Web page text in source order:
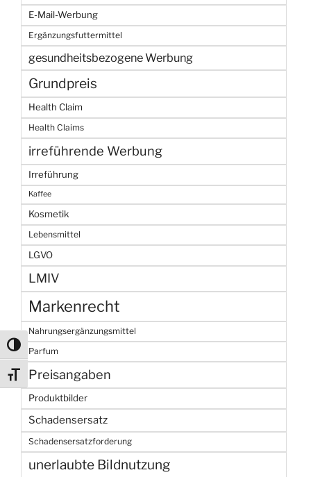
Umschalten auf hohe Kontraste
Schrift vergrößern
E-Mail-Werbung
Ergänzungsfuttermittel
gesundheitsbezogene Werbung
Grundpreis
Health Claim
Health Claims
irreführende Werbung
Irreführung
Kaffee
Kosmetik
Lebensmittel
LGVO
LMIV
Markenrecht
Nahrungsergänzungsmittel
Parfum
Preisangaben
Produktbilder
Schadensersatz
Schadensersatzforderung
unerlaubte Bildnutzung